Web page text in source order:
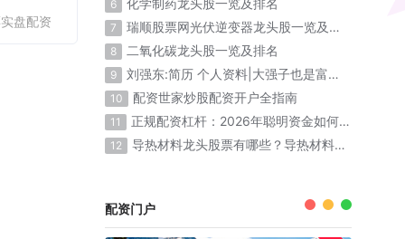
盘配资
6
7 瑞顺股票网光伏逆变器龙头股一览及排名
8 二氧化碳龙头股一览及排名
9 刘强东:简历 个人资料|大强子也是富二代出生
10 配资世家炒股配资开户全指南
11 正规配资杠杆：2026年聪明资金如何放大收益
12 导热材料龙头股票有哪些？导热材料概念股票名单一览表
配资门户